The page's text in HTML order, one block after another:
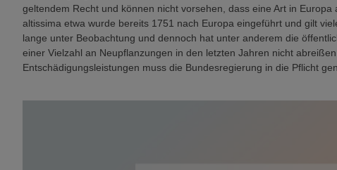
geltendem Recht und können nicht vorsehen, dass eine Art in
altissima etwa wurde bereits 1751 nach Europa eingeführt und gilt
lange unter Beobachtung und dennoch hat unter anderem die
einer Vielzahl an Neupflanzungen in den letzten Jahren nicht
Entschädigungsleistungen muss die Bundesregierung in die Pflicht